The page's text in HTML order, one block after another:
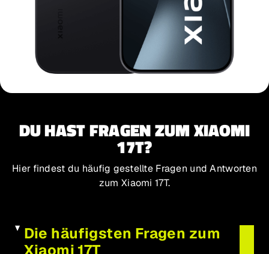
DU HAST FRAGEN ZUM XIAOMI
17T?
Hier findest du häufig gestellte Fragen und Antworten
zum Xiaomi 17T.
Die häufigsten Fragen zum
Xiaomi 17T